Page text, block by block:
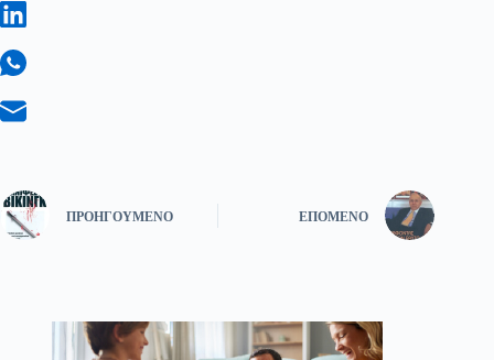
ΠΡΟΗΓΟΎΜΕΝΟ ΕΠΌΜΕΝΟ